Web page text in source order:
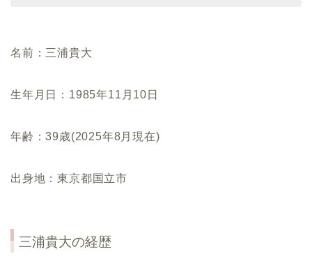
名前：三浦貴大
生年月日：1985年11月10日
年齢：39歳(2025年8月現在)
出身地：東京都国立市
三浦貴大の経歴